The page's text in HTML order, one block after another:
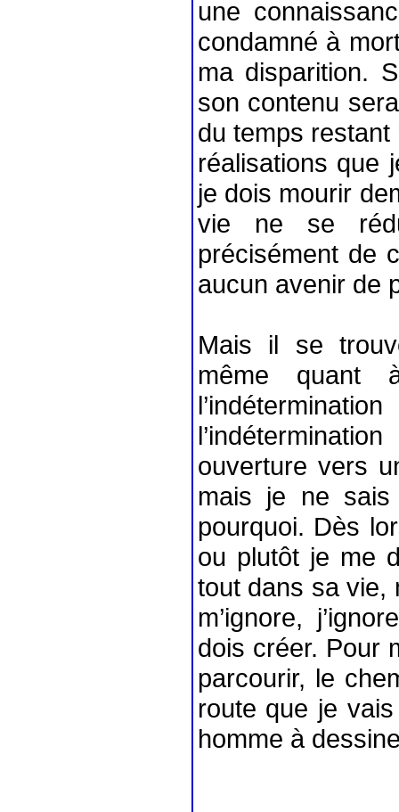
une
condamné à
ma disparition.
son contenu
du temps restant
réalisations que
je dois mourir
vie ne se
précisément de
aucun avenir de
Mais il se
même
ouverture vers
mais je ne
pourquoi. Dès
ou plutôt je me
tout dans sa vie,
m’ignore,
dois créer. Pour
parcourir, le
route que je
homme à